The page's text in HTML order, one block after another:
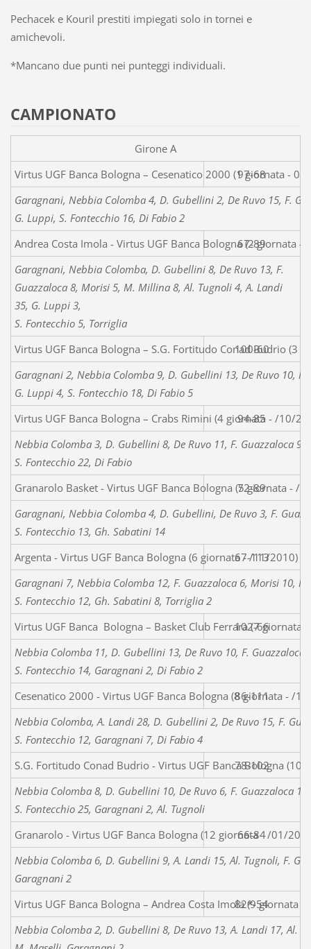
Pechacek e Kouril prestiti impiegati solo in tornei e
amichevoli.
*Mancano due punti nei punteggi individuali.
CAMPIONATO
Girone A
Virtus UGF Banca Bologna –
97-68
Garagnani, Nebbia Colomba 4, D. Gubellini 2, De Ruvo 15, F.
G. Luppi, S. Fontecchio 16, Di Fabio 2
Andrea Costa Imola - Virtus UGF Banca Bologna (2 giornata
67-89
Garagnani, Nebbia Colomba, D. Gubellini 8, De Ruvo 13, F.
Guazzaloca 8, Morisi 5, M. Millina 8, Al. Tugnoli 4, A. Landi
35, G. Luppi 3,
S. Fontecchio 5, Torriglia
Virtus UGF Banca Bologna – S.G. Fortitudo Conad Budrio (3
100-60
Garagnani 2, Nebbia Colomba 9, D. Gubellini 13, De Ruvo 10,
G. Luppi 4, S. Fontecchio 18, Di Fabio 5
Virtus UGF Banca Bologna – Crabs Rimini (4 giornata - /10/
94-85
Nebbia Colomba 3, D. Gubellini 8, De Ruvo 11, F. Guazzaloca
S. Fontecchio 22, Di Fabio
Granarolo Basket - Virtus UGF Banca Bologna (5 giornata - /
72-89
Garagnani, Nebbia Colomba 4, D. Gubellini, De Ruvo 3, F.
S. Fontecchio 13, Gh. Sabatini 14
Argenta - Virtus UGF Banca Bologna (6 giornata - /11/2010)
67-113
Garagnani 7, Nebbia Colomba 12, F. Guazzaloca 6, Morisi 10,
S. Fontecchio 12, Gh. Sabatini 8, Torriglia 2
Virtus UGF Banca Bologna – Basket Club Ferrara (7 giornata
102-66
Nebbia Colomba 11, D. Gubellini 13, De Ruvo 10, F.
S. Fontecchio 14, Garagnani 2, Di Fabio 2
Cesenatico 2000 - Virtus UGF Banca Bologna (8 giornata - /
86-111
Nebbia Colomba, A. Landi 28, D. Gubellini 2, De Ruvo 15, F.
S. Fontecchio 12, Garagnani 7, Di Fabio 4
S.G. Fortitudo Conad Budrio - Virtus UGF Banca Bologna
78-102
Nebbia Colomba 8, D. Gubellini 10, De Ruvo 6, F. Guazzaloca
S. Fontecchio 25, Garagnani 2, Al. Tugnoli
Granarolo - Virtus UGF Banca Bologna (12 giornata - /01/
66-84
Nebbia Colomba 6, D. Gubellini 9, A. Landi 15, Al. Tugnoli, F.
Garagnani 2
Virtus UGF Banca Bologna – Andrea Costa Imola (9 giornata
82*-54
Nebbia Colomba 2, D. Gubellini 8, De Ruvo 13, A. Landi 17, Al.